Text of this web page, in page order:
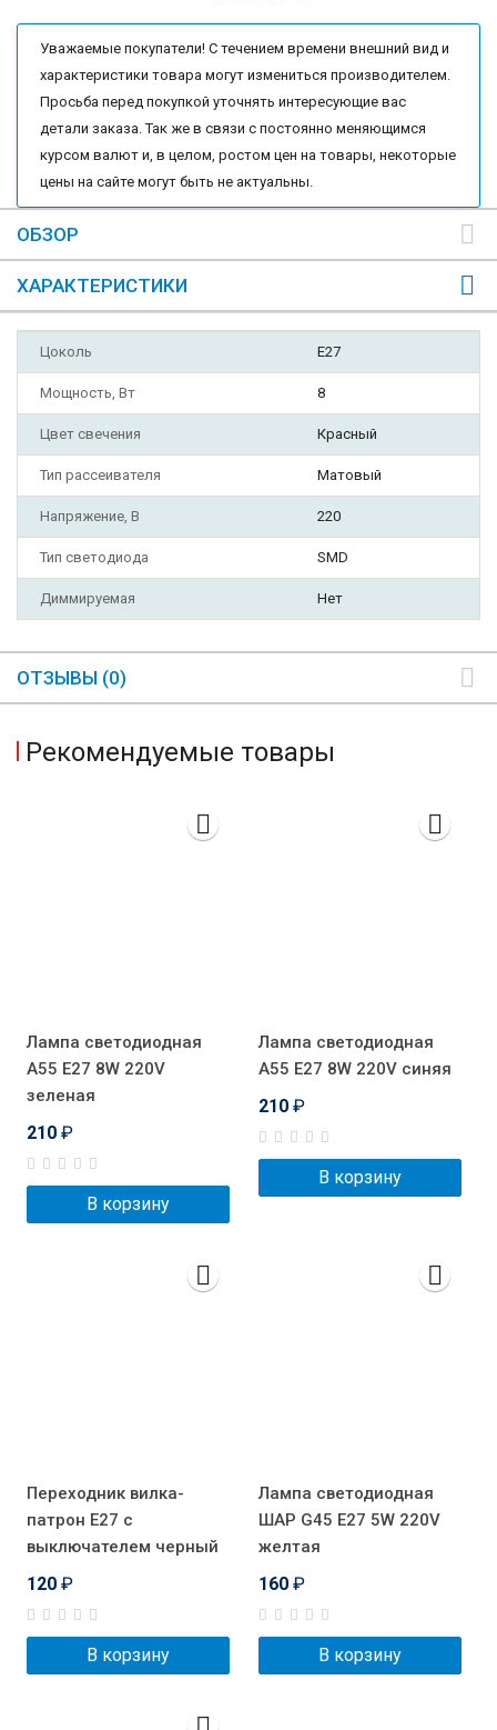
Уважаемые покупатели! С течением времени внешний вид и
характеристики товара могут измениться производителем.
Просьба перед покупкой уточнять интересующие вас
детали заказа. Так же в связи с постоянно меняющимся
курсом валют и, в целом, ростом цен на товары, некоторые
цены на сайте могут быть не актуальны.
ОБЗОР
ХАРАКТЕРИСТИКИ
Цоколь E27
Мощность, Вт 8
Цвет свечения Красный
Тип рассеивателя Матовый
Напряжение, В 220
Тип светодиода SMD
Диммируемая Нет
ОТЗЫВЫ (0)
Рекомендуемые товары
Лампа светодиодная
A55 E27 8W 220V
зеленая
210 ₽
В корзину
Лампа светодиодная
A55 E27 8W 220V синяя
210 ₽
В корзину
Переходник вилка-
патрон E27 с
выключателем черный
120 ₽
В корзину
Лампа светодиодная
ШАР G45 E27 5W 220V
желтая
160 ₽
В корзину